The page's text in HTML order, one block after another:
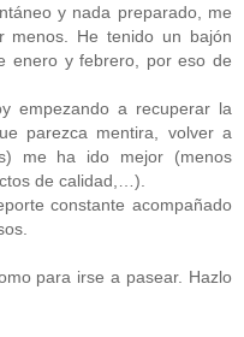
y nada preparado, me
menos. He tenido un bajón
enero y febrero, por eso de
empezando a recuperar la
parezca mentira, volver a
me ha ido mejor (menos
de calidad,…).
constante acompañado
para irse a pasear. Hazlo